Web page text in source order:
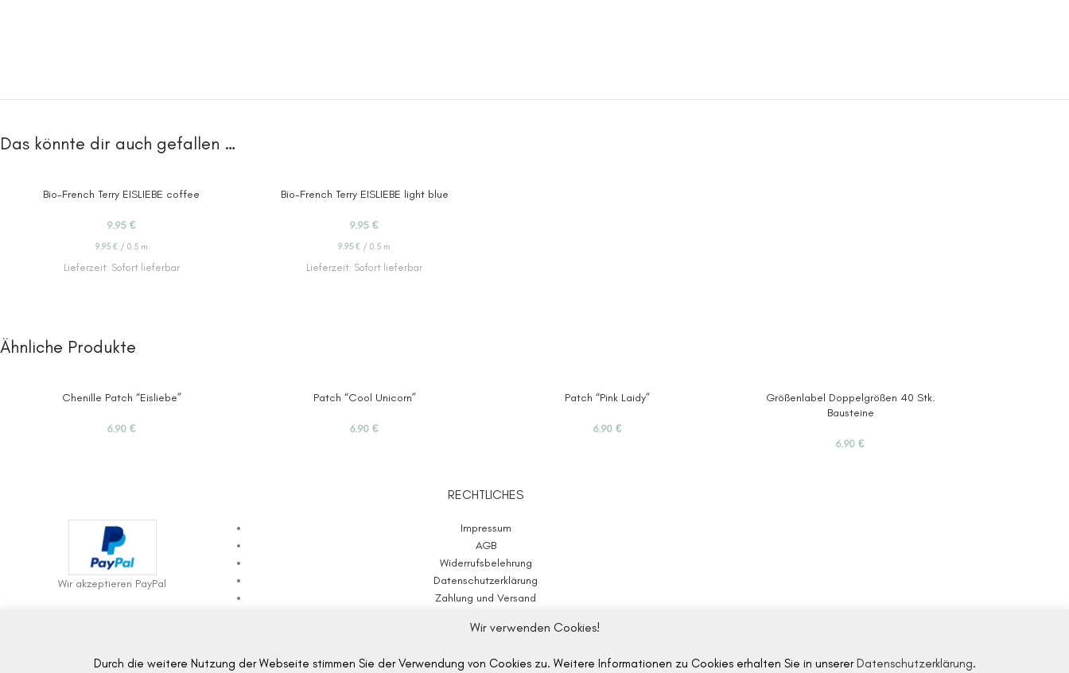
Das könnte dir auch gefallen …
Bio-French Terry EISLIEBE coffee
9.95 €
9.95 €/ 0.5 m
Lieferzeit: Sofort lieferbar
Bio-French Terry EISLIEBE light blue
9.95€
9.95€ /0.5 m
Lieferzeit: Sofort lieferbar
Ähnliche Produkte
Chenille Patch “Eisliebe”
6.90 €
Patch “Cool Unicorn”
6.90€
Patch “Pink Laidy”
6.90 €
Größenlabel Doppelgrößen 40 Stk.
Bausteine
6.90€
Wir akzeptieren PayPal
RECHTLICHES
Impressum
AGB
Widerrufsbelehrung
Datenschutzerklärung
Zahlung und Versand
Made with ♥ in Germany
Wir verwenden Cookies!
Durch die weitere Nutzung der Webseite stimmen Sie der Verwendung von Cookies zu. Weitere Informationen zu Cookies erhalten Sie in unserer Datenschutzerklärung.